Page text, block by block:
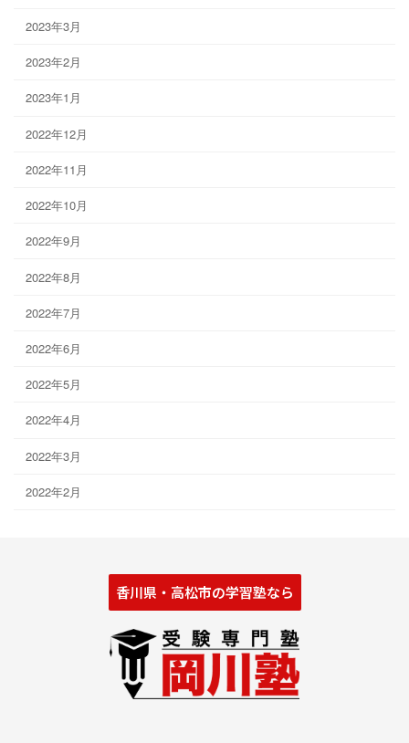
2023年3月
2023年2月
2023年1月
2022年12月
2022年11月
2022年10月
2022年9月
2022年8月
2022年7月
2022年6月
2022年5月
2022年4月
2022年3月
2022年2月
香川県・高松市の学習塾なら